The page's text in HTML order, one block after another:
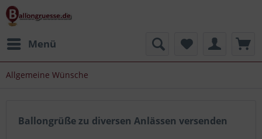
Menü
Allgemeine Wünsche
Ballongrüße zu diversen Anlässen versenden